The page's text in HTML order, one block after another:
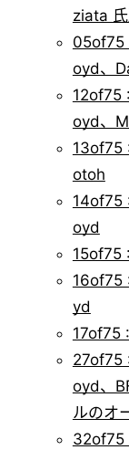
ziata
05of75
oyd、
12of75
oyd、
13of75
otoh
14of75
oyd
15of75
16of75
yd
17of75
27of75
oyd、
ルのオ
32of75